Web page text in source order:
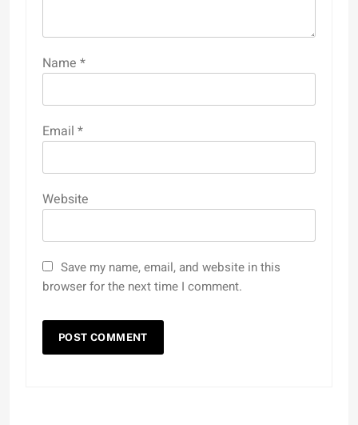
Name *
Email *
Website
Save my name, email, and website in this
browser for the next time I comment.